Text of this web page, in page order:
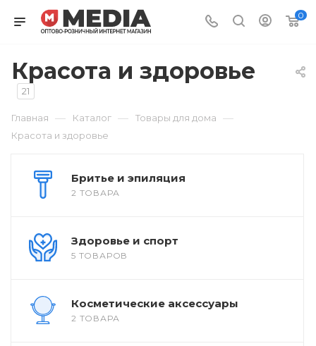
0
Красота и здоровье
21
Главная — Каталог — Товары для дома —
Красота и здоровье
Бритье и эпиляция
2 ТОВАРА
Здоровье и спорт
5 ТОВАРОВ
Косметические аксессуары
2 ТОВАРА